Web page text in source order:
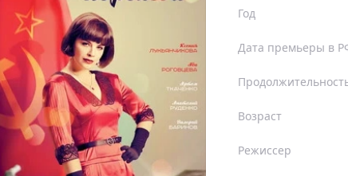
Год
Дата премьеры в
Возраст
Режиссер